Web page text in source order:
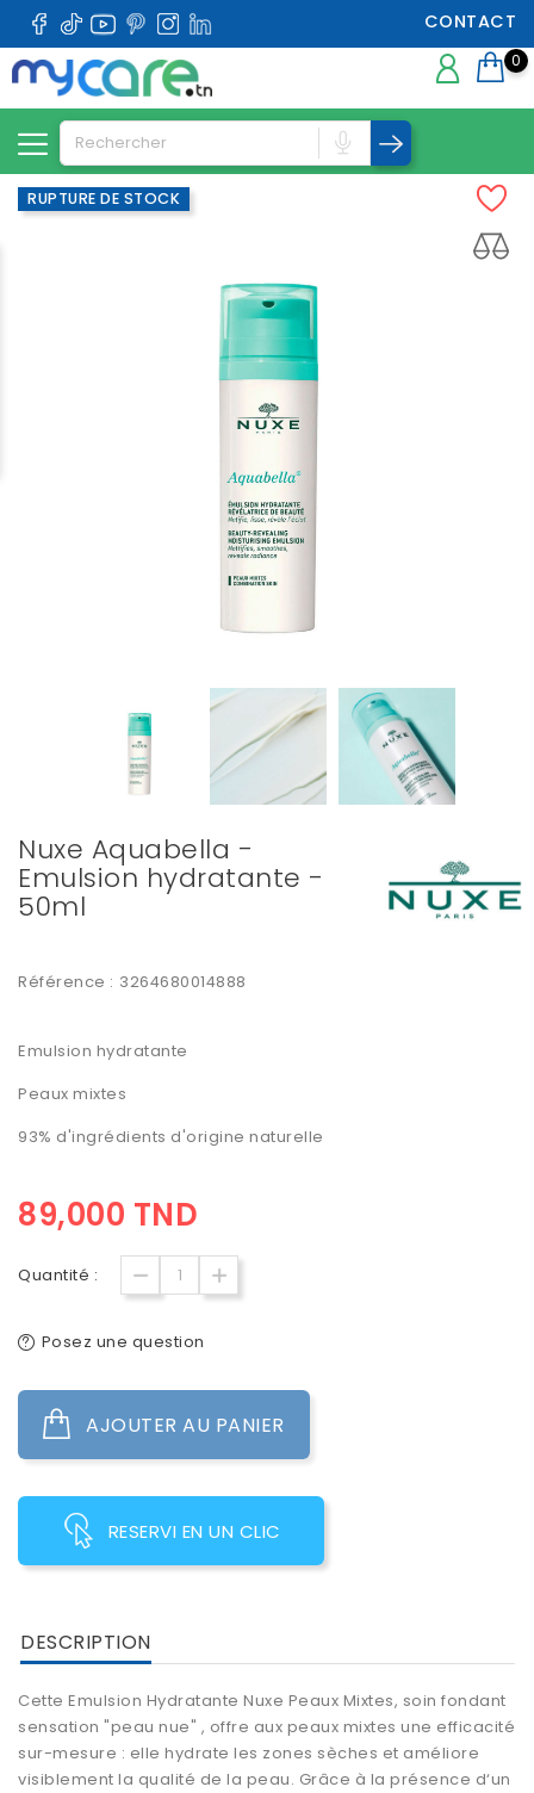
CONTACT
0
RUPTURE DE STOCK
Nuxe Aquabella -
Emulsion hydratante -
50ml
Référence : 3264680014888
Emulsion hydratante
Peaux mixtes
93% d'ingrédients d'origine naturelle
89,000 TND
Quantité :
Posez une question
AJOUTER AU PANIER
RESERVI EN UN CLIC
DESCRIPTION
Cette Emulsion Hydratante Nuxe Peaux Mixtes, soin fondant
sensation "peau nue" , offre aux peaux mixtes une efficacité
sur-mesure : elle hydrate les zones sèches et améliore
visiblement la qualité de la peau. Grâce à la présence d‘un